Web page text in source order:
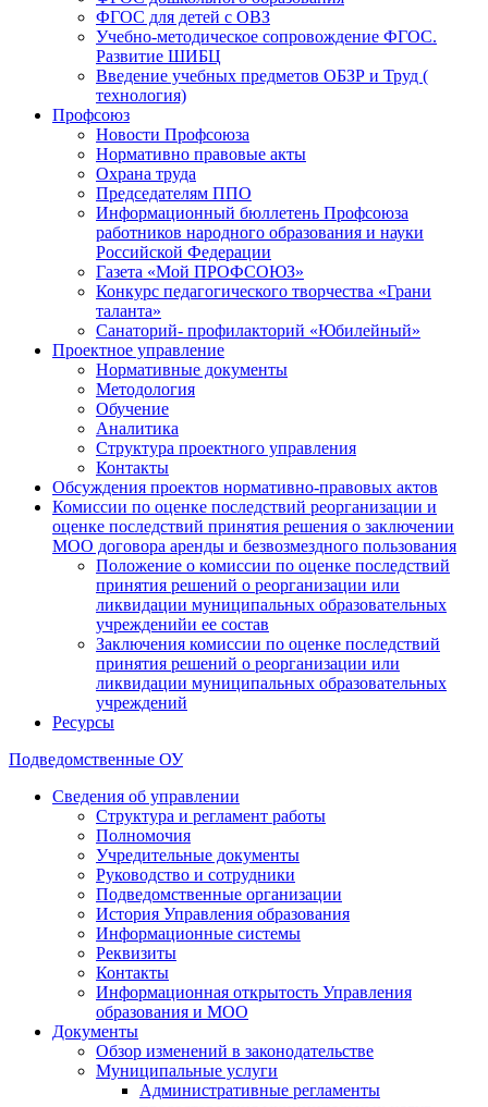
ФГОС для детей с ОВЗ
Учебно-методическое сопровождение ФГОС.
Развитие ШИБЦ
Введение учебных предметов ОБЗР и Труд (
технология)
Профсоюз
Новости Профсоюза
Нормативно правовые акты
Охрана труда
Председателям ППО
Информационный бюллетень Профсоюза
работников народного образования и науки
Российской Федерации
Газета «Мой ПРОФСОЮЗ»
Конкурс педагогического творчества «Грани
таланта»
Санаторий- профилакторий «Юбилейный»
Проектное управление
Нормативные документы
Методология
Обучение
Аналитика
Структура проектного управления
Контакты
Обсуждения проектов нормативно-правовых актов
Комиссии по оценке последствий реорганизации и
оценке последствий принятия решения о заключении
МОО договора аренды и безвозмездного пользования
Положение о комиссии по оценке последствий
принятия решений о реорганизации или
ликвидации муниципальных образовательных
учрежденийи ее состав
Заключения комиссии по оценке последствий
принятия решений о реорганизации или
ликвидации муниципальных образовательных
учреждений
Ресурсы
Подведомственные ОУ
Сведения об управлении
Структура и регламент работы
Полномочия
Учредительные документы
Руководство и сотрудники
Подведомственные организации
История Управления образования
Информационные системы
Реквизиты
Контакты
Информационная открытость Управления
образования и МОО
Документы
Обзор изменений в законодательстве
Муниципальные услуги
Административные регламенты